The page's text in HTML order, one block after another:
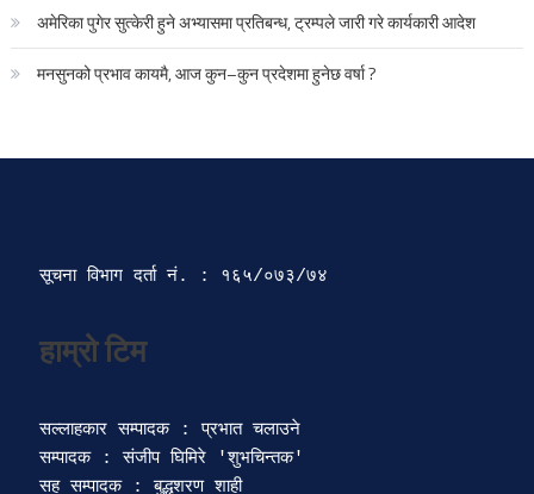
अमेरिका पुगेर सुत्केरी हुने अभ्यासमा प्रतिबन्ध, ट्रम्पले जारी गरे कार्यकारी आदेश
मनसुनको प्रभाव कायमै, आज कुन–कुन प्रदेशमा हुनेछ वर्षा ?
सूचना विभाग दर्ता‍ नं. : १६५/०७३/७४
हाम्रो टिम
सल्लाहकार सम्पादक : प्रभात चलाउने
सम्पादक : संजीप घिमिरे 'शुभचिन्तक'
सह सम्पादक : बुद्धशरण शाही